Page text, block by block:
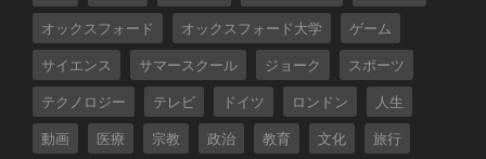
オックスフォード オックスフォード大学 ゲーム
サイエンス サマースクール ジョーク スポーツ
テクノロジー テレビ ドイツ ロンドン 人生
動画 医療 宗教 政治 教育 文化 旅行